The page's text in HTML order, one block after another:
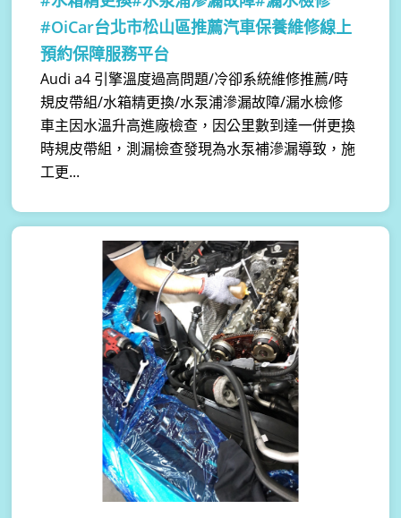
#OiCar台北市松山區推薦汽車保養維修線上
預約保障服務平台
Audi a4 引擎溫度過高問題/冷卻系統維修推薦/時
規皮帶組/水箱精更換/水泵浦滲漏故障/漏水檢修
車主因水溫升高進廠檢查，因公里數到達一併更換
時規皮帶組，測漏檢查發現為水泵補滲漏導致，施
工更...